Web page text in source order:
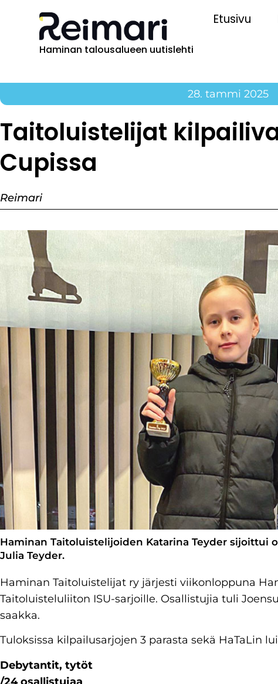
Haminan talousalueen uutislehti
Etusivu
28. tammi 2025
Taitoluistelijat
Cupissa
Reimari
Haminan Taitoluistelijoiden Katarina Teyder sijoittui
Julia Teyder.
Haminan Taitoluistelijat ry järjesti viikonloppuna
Taitoluisteluliiton ISU-sarjoille. Osallistujia tuli
saakka.
Tuloksissa kilpailusarjojen 3 parasta sekä HaTaLin
Debytantit, tytöt
/24 osallistujaa